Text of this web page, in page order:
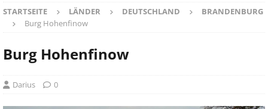
STARTSEITE LÄNDER DEUTSCHLAND
BRANDENBURG
Burg Hohenfinow
Burg Hohenfinow
Darius 0